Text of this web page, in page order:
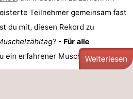
Teilnehmer gemeinsam fast
du mit, diesen Rekord zu
? - Für alle
ein erfahrener Muschelexperte ...
Weiterlesen